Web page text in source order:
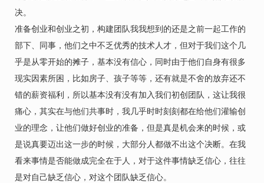
决。
准备创业和创业之初，构建团队我我想到的还是之前一起工作的
部下、同事，他们之中不乏优秀的技术人才，但对于我们这个几
乎是从零开始的摊子，基本没有信心，同时由于他们自身有很多
现实因素所困，比如房子、孩子等等，还有就是不舍的放弃还不
错的薪资福利，所以基本没有没有加入我们初创团队，这让我很
痛心，其实在与他们共事时，我几乎时时刻刻都在给他们灌输创
业的理念，让他们做好创业的准备，但是真是机会来的时候，或
是说真要迈出这一步的时候，大部分人都做不出这个决断。在我
看来事情是否能做成完全在于人，对于这件事情缺乏信心，往往
是对自己缺乏信心，对这个团队缺乏信心。